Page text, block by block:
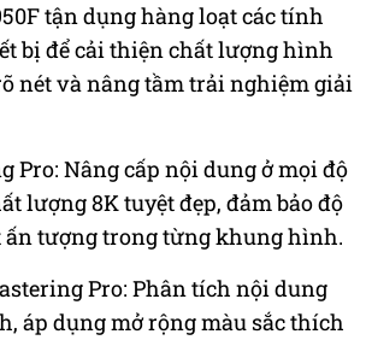
tận dụng hàng loạt các tính
bị để cải thiện chất lượng hình
nét và nâng tầm trải nghiệm giải
Pro: Nâng cấp nội dung ở mọi độ
lượng 8K tuyệt đẹp, đảm bảo độ
ấn tượng trong từng khung hình.
Pro: Phân tích nội dung
áp dụng mở rộng màu sắc thích